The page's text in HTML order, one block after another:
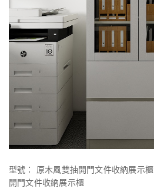
型號： 原木風雙抽開門文件收納展示櫃
開門文件收納展示櫃